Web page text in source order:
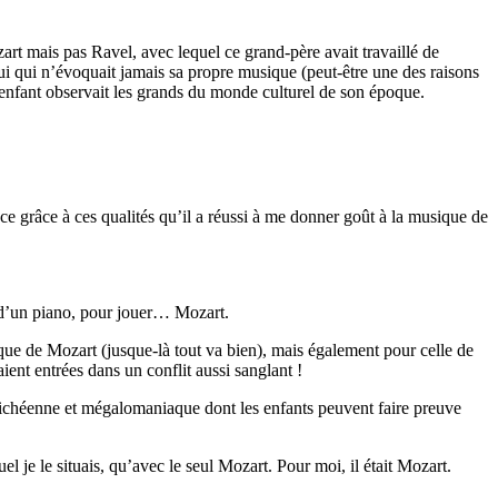
mais pas Ravel, avec lequel ce grand-père avait travaillé de
n’évoquait jamais sa propre musique (peut-être une des raisons
observait les grands du monde culturel de son époque.
grâce à ces qualités qu’il a réussi à me donner goût à la musique de
piano, pour jouer… Mozart.
de Mozart (jusque-là tout va bien), mais également pour celle de
entrées dans un conflit aussi sanglant !
et mégalomaniaque dont les enfants peuvent faire preuve
je le situais, qu’avec le seul Mozart. Pour moi, il était Mozart.